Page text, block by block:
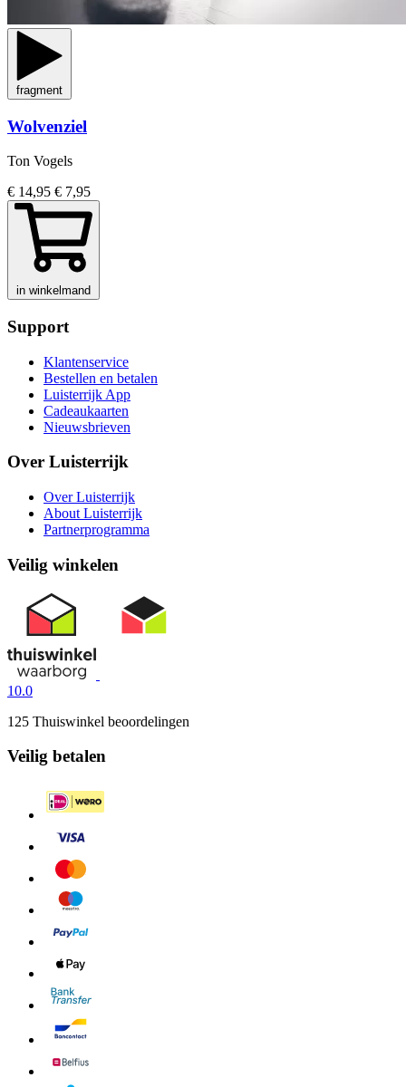
fragment
Wolvenziel
Ton Vogels
€ 14,95 € 7,95
in winkelmand
Support
Klantenservice
Bestellen en betalen
Luisterrijk App
Cadeaukaarten
Nieuwsbrieven
Over Luisterrijk
Over Luisterrijk
About Luisterrijk
Partnerprogramma
Veilig winkelen
10.0
125 Thuiswinkel beoordelingen
Veilig betalen